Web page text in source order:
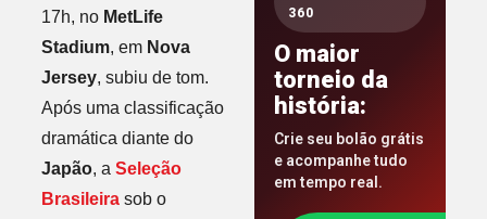
17h, no MetLife
Stadium, em Nova
Jersey, subiu de tom.
Após uma classificação
dramática diante do
Japão, a Seleção
Brasileirasob o
360
O maior
torneio da
história:
Crie seu bolão grátis
e acompanhe tudo
em tempo real.